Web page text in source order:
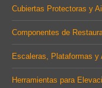
Cubiertas Protectoras y
Componentes de
Escaleras, Plataformas y
Herramientas para